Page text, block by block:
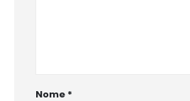
Nome *